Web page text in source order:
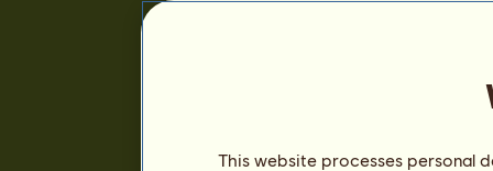
This website processes personal